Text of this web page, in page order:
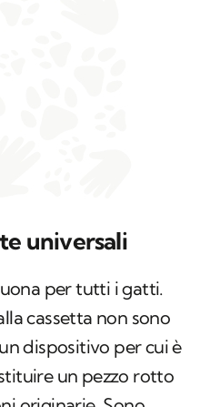
universali
per tutti i gatti.
cassetta non sono
dispositivo per cui è
un pezzo rotto